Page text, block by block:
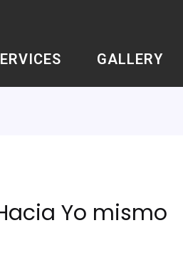
GALLERY
Yo mismo